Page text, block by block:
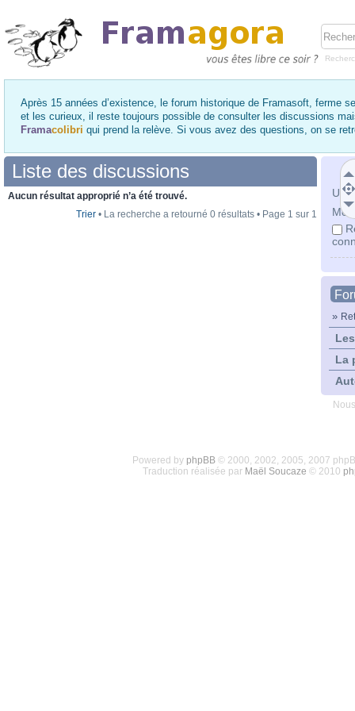
Après 15 années d’existence, le forum historique de Framasoft, ferme
et les curieux, il reste toujours possible de consulter les discussions
Framacolibri qui prend la relève. Si vous avez des questions, on se
Mot
»
La
Liste des discussions
Aucun résultat approprié n’a été trouvé.
Trier • La recherche a retourné 0 résultats • Page 1 sur 1
Powered by phpBB© 2000, 2002, 2005, 2007
Traduction réalisée par Maël Soucaze © 2010